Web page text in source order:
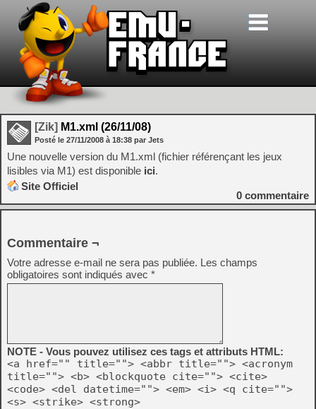
[Zik] M1.xml (26/11/08)
Posté le 27/11/2008 à 18:38 par Jets
Une nouvelle version du M1.xml (fichier référençant les jeux
lisibles via M1) est disponible ici.
Site Officiel
0 commentaire
Commentaire ¬
Votre adresse e-mail ne sera pas publiée. Les champs
obligatoires sont indiqués avec *
NOTE - Vous pouvez utilisez ces tags et attributs HTML:
<a href="" title=""> <abbr title=""> <acronym
title=""> <b> <blockquote cite=""> <cite>
<code> <del datetime=""> <em> <i> <q cite="">
<s> <strike> <strong>